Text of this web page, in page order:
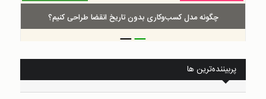
چگونه مدل کسب‌و‌کاری بدون تاریخ انقضا طراحی کنیم؟
__
پربیننده‌ترین ها